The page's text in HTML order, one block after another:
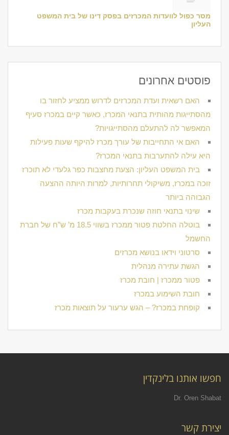
מסר כפול לוועדות המכרזים בפסק דינו של בית המשפט
העליון
פוסטים אחרונים
האם רשאית ועדת המכרזים לדרוש ממציע לחזור בו
מהסתייגות מהותית בתנאי המכרז, כאשר קיים במכרז סעיף
המאפשר לה להתעלם מהסתייגויות?
האם אי התחייבות של עורך מכרז להיקף שעות פעילות
היא עילה להתערבות בתנאי המכרז?
בית המשפט העליון: הצעת מחצבות כפר גלעדי לא תוכרז
זוכה במכרז, משיקולי תחרותיות, למרות היותה ההצעה
הגבוהה ביותר
שינוי בתנאי חוזה שנכרת בעקבות מכרז
בוטלה החלטת פטור ממכרז בשווי 18.5 מ’ ש”ח של חברת
החשמל
סרטוני וידאו בנושא מכרזים
הגשת עתירה מנהלית
פטור ממכרז | חובת מכרז
חובת השימוע במכרז
קופחת במכרז? – הגש ערעור על תוצאות מכרז
חפשו אותנו בלינקדין
Dr. Oren Shabat
יצירת קשר